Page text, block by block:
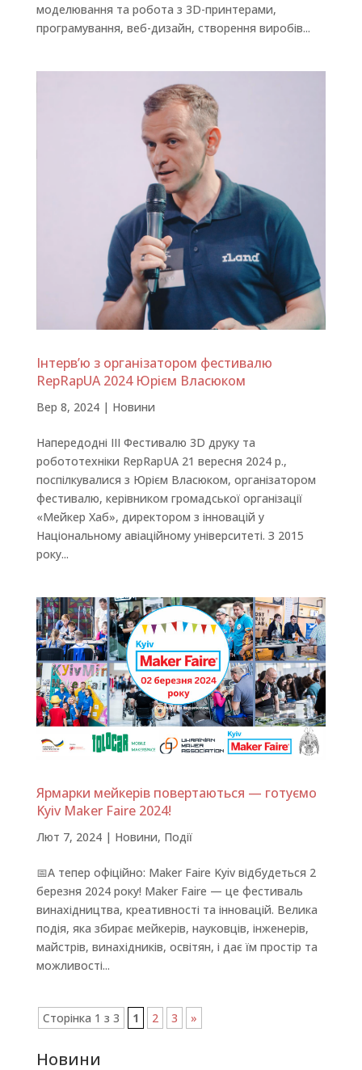
моделювання та робота з 3D-принтерами,
програмування, веб-дизайн, створення виробів...
Інтерв’ю з організатором фестивалю
RepRapUA 2024 Юрієм Власюком
Вер 8, 2024| Новини
Напередодні III Фестивалю 3D друку та
робототехніки RepRapUA 21 вересня 2024 р.,
поспілкувалися з Юрієм Власюком, організатором
фестивалю, керівником громадської організації
«Мейкер Хаб», директором з інновацій у
Національному авіаційному університеті. З 2015
року...
Ярмарки мейкерів повертаються — готуємо
Kyiv Maker Faire 2024!
Лют 7, 2024| Новини, Події
📅А тепер офіційно: Maker Faire Kyiv відбудеться 2
березня 2024 року! Maker Faire — це фестиваль
винахідництва, креативності та інновацій. Велика
подія, яка збирає мейкерів, науковців, інженерів,
майстрів, винахідників, освітян, і дає їм простір та
можливості...
Сторінка 1 з 3 1 2 3 »
Новини